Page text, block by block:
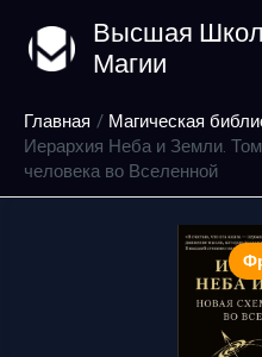
содержимому
Высшая
Магии
Главная
Магическая
Иерархия Неба и Земли.
человека во Вселенной